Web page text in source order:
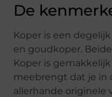
De
Koper is een
en goudkoper.
Koper is
meebrengt dat je in
allerhande originele